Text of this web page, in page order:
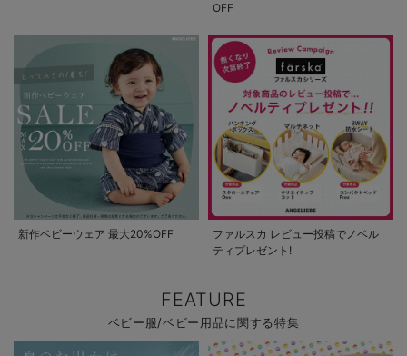
OFF
新作ベビーウェア 最大20%OFF
ファルスカ レビュー投稿でノベル
ティプレゼント!
FEATURE
ベビー服/ベビー用品に関する特集